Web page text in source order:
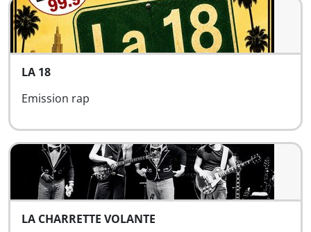
LA 18
Emission rap
LA CHARRETTE VOLANTE